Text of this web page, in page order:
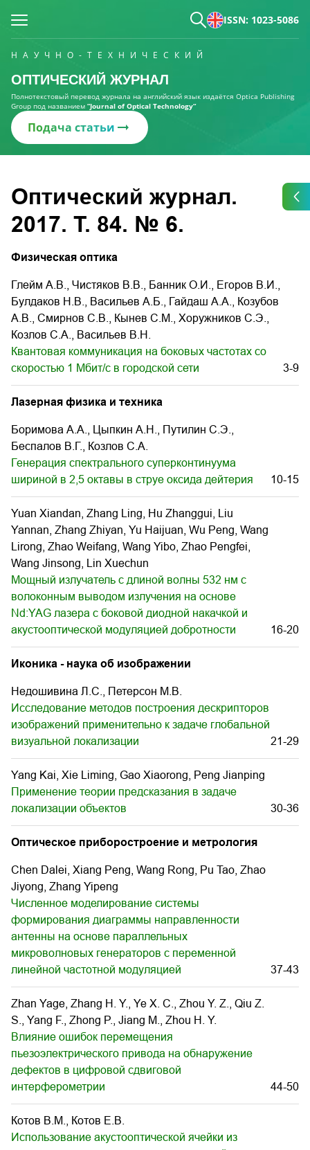
ISSN: 1023-5086
НАУЧНО-ТЕХНИЧЕСКИЙ
ОПТИЧЕСКИЙ ЖУРНАЛ
Полнотекстовый перевод журнала на английский язык издаётся Optica Publishing
Group под названием “Journal of Optical Technology“
Подача статьи
Оптический журнал.
2017. Т. 84. № 6.
Физическая оптика
Глейм А.В., Чистяков В.В., Банник О.И., Егоров В.И.,
Булдаков Н.В., Васильев А.Б., Гайдаш А.А., Козубов
А.В., Смирнов С.В., Кынев С.М., Хоружников С.Э.,
Козлов С.А., Васильев В.Н.
Квантовая коммуникация на боковых частотах со
скоростью 1 Мбит/с в городской сети
3-9
Лазерная физика и техника
Боримова А.А., Цыпкин А.Н., Путилин С.Э.,
Беспалов В.Г., Козлов С.А.
Генерация спектрального суперконтинуума
шириной в 2,5 октавы в струе оксида дейтерия
10-15
Yuan Xiandan, Zhang Ling, Hu Zhanggui, Liu
Yannan, Zhang Zhiyan, Yu Haijuan, Wu Peng, Wang
Lirong, Zhao Weifang, Wang Yibo, Zhao Pengfei,
Wang Jinsong, Lin Xuechun
Мощный излучатель с длиной волны 532 нм с
волоконным выводом излучения на основе
Nd:YAG лазера с боковой диодной накачкой и
акустооптической модуляцией добротности
16-20
Иконика - наука об изображении
Недошивина Л.С., Петерсон М.В.
Исследование методов построения дескрипторов
изображений применительно к задаче глобальной
визуальной локализации
21-29
Yang Kai, Xie Liming, Gao Xiaorong, Peng Jianping
Применение теории предсказания в задаче
локализации объектов
30-36
Оптическое приборостроение и метрология
Chen Dalei, Xiang Peng, Wang Rong, Pu Tao, Zhao
Jiyong, Zhang Yipeng
Численное моделирование системы
формирования диаграммы направленности
антенны на основе параллельных
микроволновых генераторов с переменной
линейной частотной модуляцией
37-43
Zhan Yage, Zhang H. Y., Ye X. C., Zhou Y. Z., Qiu Z.
S., Yang F., Zhong P., Jiang M., Zhou H. Y.
Влияние ошибок перемещения
пьезоэлектрического привода на обнаружение
дефектов в цифровой сдвиговой
интерферометрии
44-50
Котов В.М., Котов Е.В.
Использование акустооптической ячейки из